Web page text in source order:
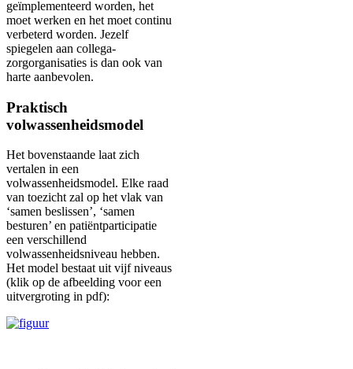
geïmplementeerd worden, het
moet werken en het moet continu
verbeterd worden. Jezelf
spiegelen aan collega-
zorgorganisaties is dan ook van
harte aanbevolen.
Praktisch
volwassenheidsmodel
Het bovenstaande laat zich
vertalen in een
volwassenheidsmodel. Elke raad
van toezicht zal op het vlak van
‘samen beslissen’, ‘samen
besturen’ en patiëntparticipatie
een verschillend
volwassenheidsniveau hebben.
Het model bestaat uit vijf niveaus
(klik op de afbeelding voor een
uitvergroting in pdf):